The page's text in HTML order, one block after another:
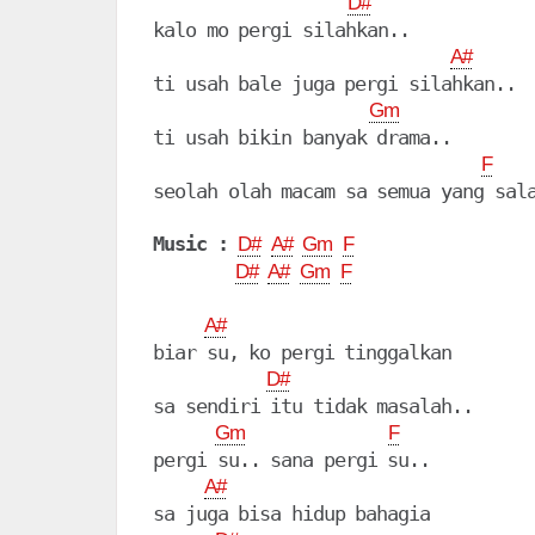
kalo mo pergi silahkan..
A#
ti usah bale juga pergi silahkan..
Gm
ti usah bikin banyak drama..
F
seolah olah macam sa semua yang
Music : D# A# Gm F
D# A# Gm F
A#
biar su, ko pergi tinggalkan
D#
sa sendiri itu tidak masalah..
Gm F
pergi su.. sana pergi su..
A#
sa juga bisa hidup bahagia